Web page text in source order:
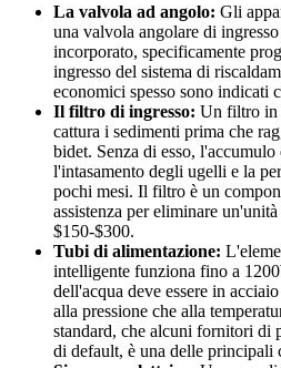
La valvola ad angolo: Gli
una valvola angolare di
incorporato, specificamente
ingresso del sistema di
economici spesso sono indicati
Il filtro di ingresso: Un filtro in
cattura i sedimenti prima che
bidet. Senza di esso,
l'intasamento degli ugelli e la
pochi mesi. Il filtro è un
assistenza per eliminare
$150-$300.
Tubi di alimentazione:
intelligente funziona fino a
dell'acqua deve essere in
alla pressione che alla
standard, che alcuni fornitori di
di default, è una delle principali